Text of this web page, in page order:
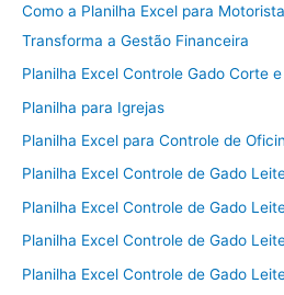
Como a Planilha Excel para
Transforma a Gestão Financeira
Planilha Excel Controle Gado Corte
Planilha para Igrejas
Planilha Excel para Controle de
Planilha Excel Controle de Gado
Planilha Excel Controle de Gado
Planilha Excel Controle de Gado
Planilha Excel Controle de Gado